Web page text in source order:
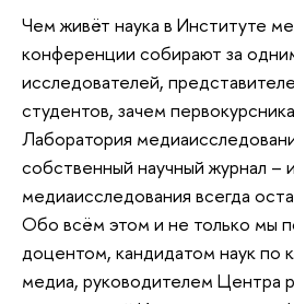
Чем живёт наука в Институте
конференции собирают за
исследователей,
студентов, зачем
Лаборатория
собственный научный журнал –
медиаисследования всегда
Обо всём этом и не только мы
доцентом, кандидатом наук по
медиа, руководителем Центра